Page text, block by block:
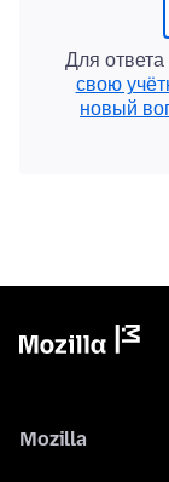
Для
свою
новый
Mozilla